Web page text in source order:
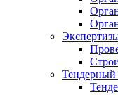
Тендерный